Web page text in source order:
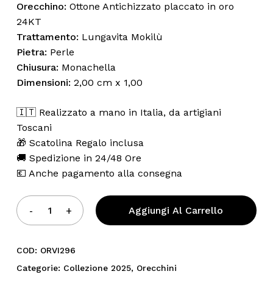
Orecchino: Ottone Antichizzato placcato in oro
24KT
Trattamento: Lungavita Mokilù
Pietra: Perle
Chiusura: Monachella
Dimensioni: 2,00 cm x 1,00
🇮🇹 Realizzato a mano in Italia, da artigiani
Toscani
🎁 Scatolina Regalo inclusa
🚚 Spedizione in 24/48 Ore
💶 Anche pagamento alla consegna
Aggiungi Al Carrello
COD: ORVI296
Categorie: Collezione 2025, Orecchini